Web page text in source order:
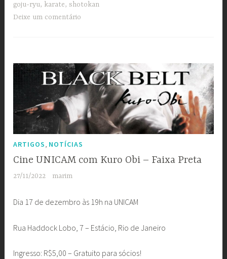
goju-ryu, karate,shotokan
Deixe um comentário
ARTIGOS NOTÍCIAS
Cine UNICAM com Kuro Obi – Faixa Preta
27/11/2022 marim
Dia 17 de dezembro às 19h na UNICAM
Rua Haddock Lobo, 7 – Estácio, Rio de Janeiro
Ingresso: R$5,00 – Gratuito para sócios!